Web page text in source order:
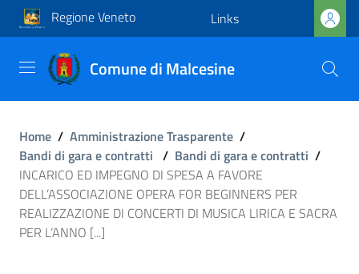
Regione Veneto Links
Comune di Malcesine
Home / Amministrazione Trasparente /
Bandi di gara e contratti / Bandi di gara e contratti /
INCARICO ED IMPEGNO DI SPESA A FAVORE
DELL’ASSOCIAZIONE OPERA FOR BEGINNERS PER
REALIZZAZIONE DI CONCERTI DI MUSICA LIRICA E SACRA
PER L’ANNO [...]